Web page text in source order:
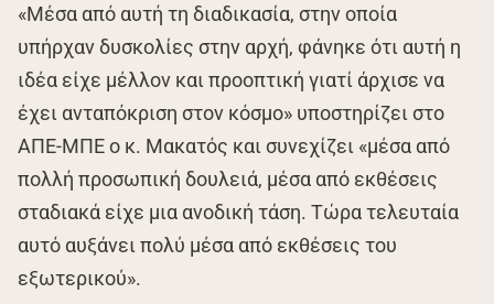
«Μέσα από αυτή τη διαδικασία, στην οποία
υπήρχαν δυσκολίες στην αρχή, φάνηκε ότι αυτή η
ιδέα είχε μέλλον και προοπτική γιατί άρχισε να
έχει ανταπόκριση στον κόσμο» υποστηρίζει στο
ΑΠΕ-ΜΠΕ ο κ. Μακατός και συνεχίζει «μέσα από
πολλή προσωπική δουλειά, μέσα από εκθέσεις
σταδιακά είχε μια ανοδική τάση. Τώρα τελευταία
αυτό αυξάνει πολύ μέσα από εκθέσεις του
εξωτερικού».